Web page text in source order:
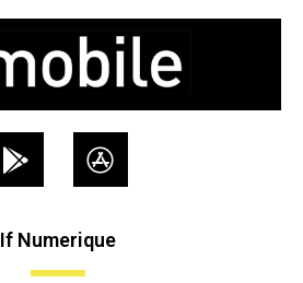
If Numerique